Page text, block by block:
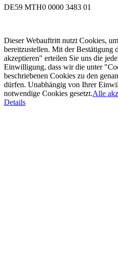
DE59 MTH0 0000 3483 01
Dieser Webauftritt nutzt Cookies,
bereitzustellen. Mit der Bestätigung
akzeptieren" erteilen Sie uns die
Einwilligung, dass wir die unter
beschriebenen Cookies zu den
dürfen. Unabhängig von Ihrer
notwendige Cookies gesetzt.Alle
Details